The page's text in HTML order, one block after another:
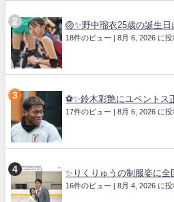
🏐✨野中瑠衣25歳の誕生
18件のビュー | 8月 6, 2026 に
⚽✨鈴木彩艶にユベントス
17件のビュー | 8月 6, 2026 に
✨りくりゅうの制服姿に全
16件のビュー | 8月 4, 2026 に